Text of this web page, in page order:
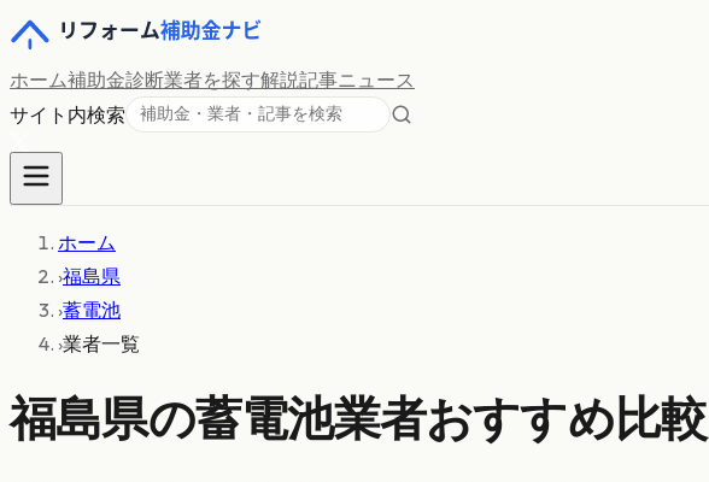
ホーム補助金診断業者を探す解説記事ニュース
サイト内検索
ホーム
›福島県
›蓄電池
›業者一覧
福島県の蓄電池業者おすすめ比